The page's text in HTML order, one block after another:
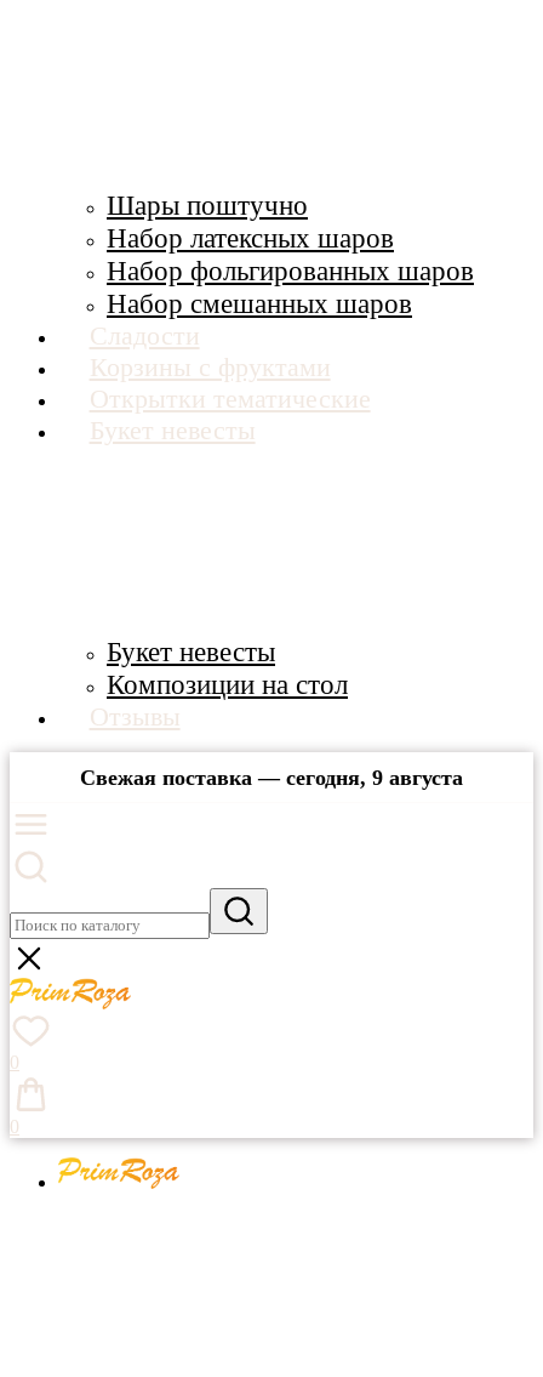
Шары поштучно
Набор латексных шаров
Набор фольгированных шаров
Набор смешанных шаров
Сладости
Корзины с фруктами
Открытки тематические
Букет невесты
Букет невесты
Композиции на стол
Отзывы
Свежая поставка — сегодня, 9 августа
0
0